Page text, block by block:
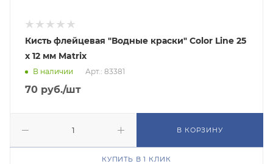
Кисть флейцевая "Водные краски" Color Line 25
х 12 мм Matrix
В наличии Арт.: 83381
70 руб./шт
В КОРЗИНУ
КУПИТЬ В 1 КЛИК